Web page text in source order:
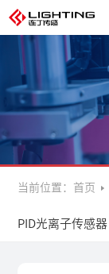
PID光离子传感器
当前位置： 首页